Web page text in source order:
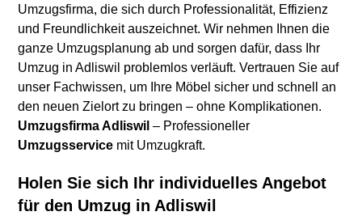
Umzugsfirma, die sich durch Professionalität, Effizienz
und Freundlichkeit auszeichnet. Wir nehmen Ihnen die
ganze Umzugsplanung ab und sorgen dafür, dass Ihr
Umzug in Adliswil problemlos verläuft. Vertrauen Sie auf
unser Fachwissen, um Ihre Möbel sicher und schnell an
den neuen Zielort zu bringen – ohne Komplikationen.
Umzugsfirma Adliswil– Professioneller
Umzugsservice mit Umzugkraft.
Holen Sie sich Ihr individuelles Angebot
für den Umzug in Adliswil